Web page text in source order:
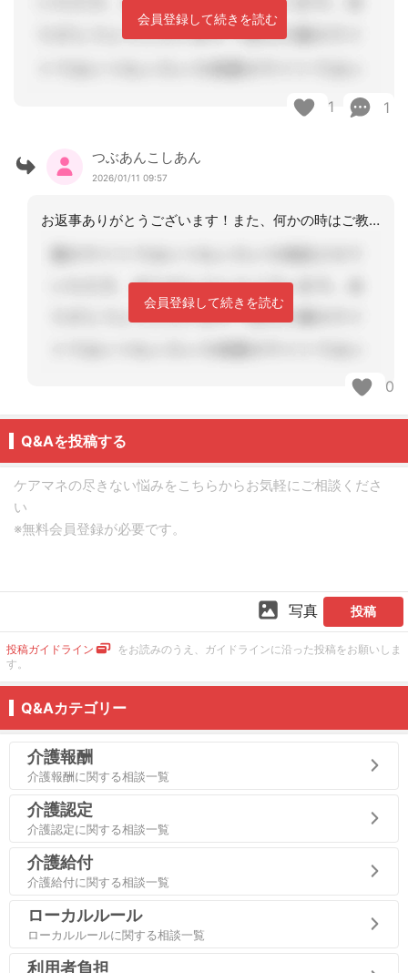
会員登録して続きを読む
1 1
つぶあんこしあん
2026/01/11 09:57
お返事ありがとうございます！また、何かの時はご教示よろしくお願いいたします。
会員登録して続きを読む
0
Q&Aを投稿する
写真 投稿
投稿ガイドライン
をお読みのうえ、ガイドラインに沿った投稿をお願いしま
す。
Q&Aカテゴリー
介護報酬
介護報酬に関する相談一覧
介護認定
介護認定に関する相談一覧
介護給付
介護給付に関する相談一覧
ローカルルール
ローカルルールに関する相談一覧
利用者負担